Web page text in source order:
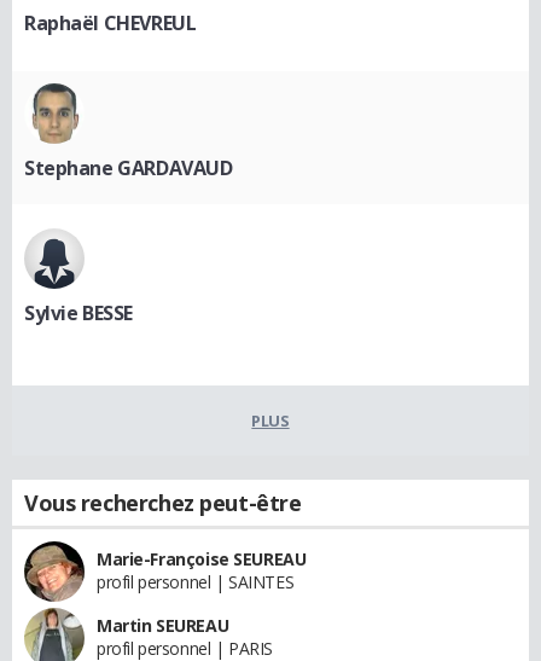
Raphaël CHEVREUL
Stephane GARDAVAUD
Sylvie BESSE
PLUS
Vous recherchez peut-être
Marie-Françoise SEUREAU
profil personnel | SAINTES
Martin SEUREAU
profil personnel | PARIS